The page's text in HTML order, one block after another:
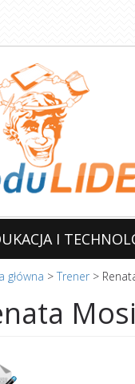
I
główna > Trener >